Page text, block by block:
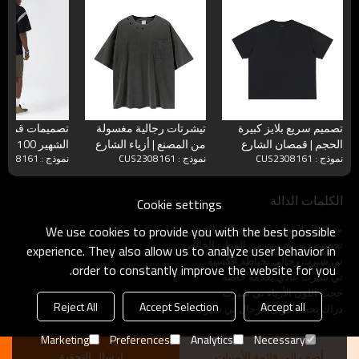
تصميم سريع بلايز كبيرة
الحجم | قمصان الشارع
الشهير ذات الطابع الداكن |
قمصان التعشيق ذات
كبيرة الحجم
نموذج : CUS2308161
تيشرتات رجالية مغسولة
من المصنع | أزياء الشارع
الشهير للرجال ذات الوزن
الثقيل الداكن | بلايز جيب
المتعثرة
نموذج : CUS2308161
تصميمات
190 جرامًا
للرجال
نموذج : CUS2308161
الكلمات الدالة
مصنع الملابس تي شيرت كبير الحجم
تخصيص تي شيرت من القطن الخالص
تي شيرت رجالي بخياطة عكسية
تي شيرت عادي بعلامة خاصة
حجب اللون الأزياء تي شيرت
دراك تحت عنوان الرجال تي شيرت
Cookie settings
We use cookies to provide you with the best possible
experience. They also allow us to analyze user behavior in
order to constantly improve the website for you.
Accept all
Accept Selection
Reject All
Necessary
Analytics
Preferences
Marketing